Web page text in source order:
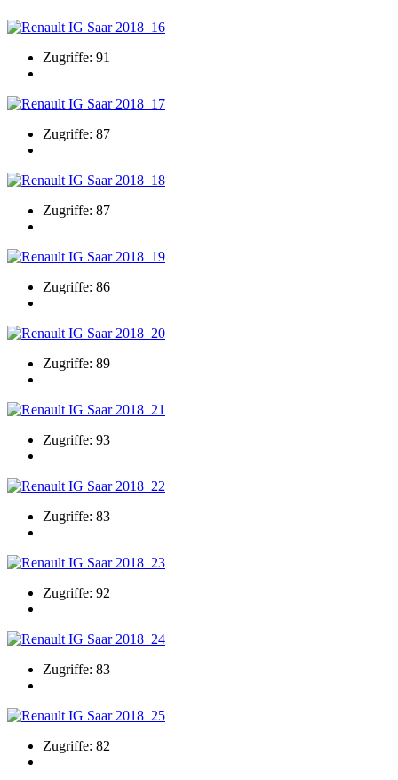
Zugriffe: 91
Zugriffe: 87
Zugriffe: 87
Zugriffe: 86
Zugriffe: 89
Zugriffe: 93
Zugriffe: 83
Zugriffe: 92
Zugriffe: 83
Zugriffe: 82